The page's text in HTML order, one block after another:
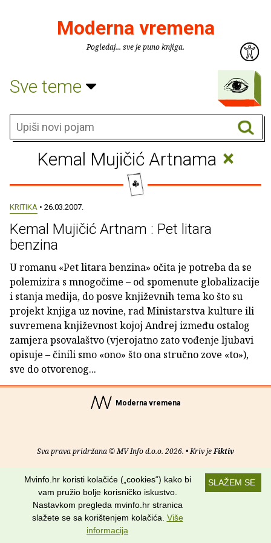
Moderna vremena
Pogledaj... sve je puno knjiga.
Sve teme
Kemal Mujičić Artnama ×
KRITIKA • 26.03.2007.
Kemal Mujičić Artnam : Pet litara
benzina
U romanu «Pet litara benzina» očita je potreba da se
polemizira s mnogočime – od spomenute globalizacije
i stanja medija, do posve književnih tema ko što su
projekt knjiga uz novine, rad Ministarstva kulture ili
suvremena književnost kojoj Andrej između ostalog
zamjera psovalaštvo (vjerojatno zato vođenje ljubavi
opisuje – činili smo «ono» što ona stručno zove «to»),
sve do otvorenog...
Moderna vremena
Sva prava pridržana © MV Info d.o.o. 2026. • Kriv jeFiktiv
O nama • Pomoć• Uvjeti korištenja• RSS kanali
Potraži nas na:
SLAŽEM SE
Mvinfo.hr koristi kolačiće („cookies“) kako bi
vam pružio bolje korisničko iskustvo.
Nastavkom pregleda mvinfo.hr stranica
slažete se sa korištenjem kolačića. Više
informacija